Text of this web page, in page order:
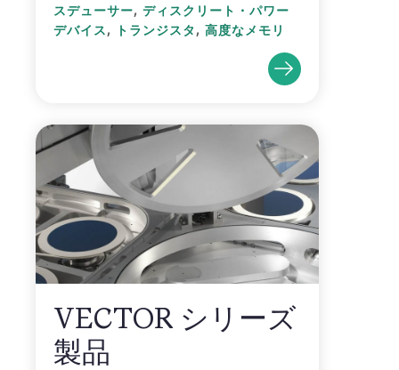
スデューサー, ディスクリート・パワー
デバイス, トランジスタ , 高度なメモリ
VECTOR シリーズ
製品